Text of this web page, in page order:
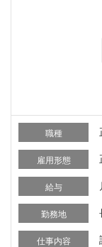
職種
雇用形態
給与
勤務地
仕事内容